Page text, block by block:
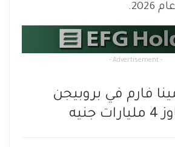
- Advertisement -
فارم في بروبيجن